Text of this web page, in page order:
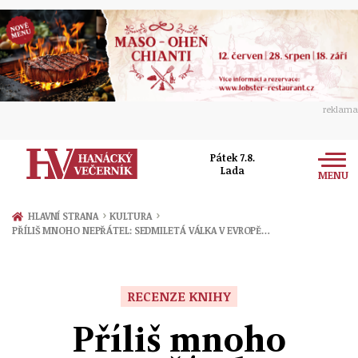
reklama
Pátek 7.8.
Lada
MENU
Zprávy
Ekonomika
HLAVNÍ STRANA › KULTURA ›
PŘÍLIŠ MNOHO NEPŘÁTEL: SEDMILETÁ VÁLKA V EVROPĚ…
RECENZE KNIHY
Příliš mnoho